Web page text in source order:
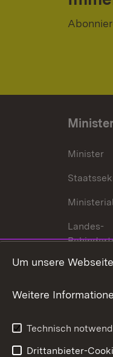
Minister
Landes-
Karriere
Um unsere
Weitere
Technisch
Drittanbieter-